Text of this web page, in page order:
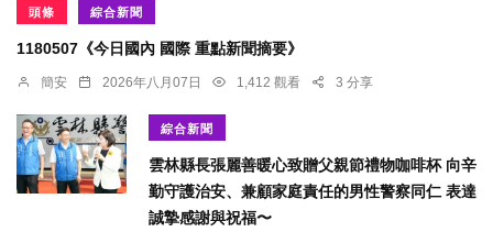
頭條 綜合新聞
1180507《今日國內 國際 重點新聞摘要》
簡安 2026年八月07日 1,412 觀看 3 分享
綜合新聞
雲林縣長張麗善暖心致贈父親節禮物咖啡杯 向辛
勤守護治安、兼顧家庭責任的男性警察同仁 表達
誠摯感謝與祝福〜